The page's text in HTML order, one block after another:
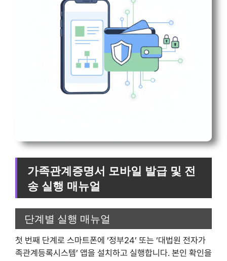
가족관계증명서 모바일 발급 및 전
송 실행 매뉴얼
단계별 실행 매뉴얼
첫 번째 단계로 스마트폰에 ‘정부24’ 또는 ‘대법원 전자가
족관계등록시스템’ 앱을 설치하고 실행합니다. 본인 확인을